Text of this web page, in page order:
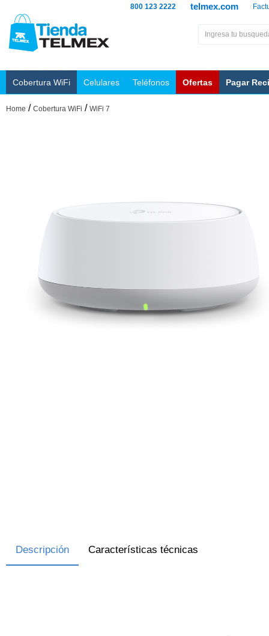
telmex.com
800 123 2222
Cobertura WiFi Celulares Teléfonos Ofertas Pagar
Home / Cobertura WiFi / WiFi 7
Descripción Características técnicas